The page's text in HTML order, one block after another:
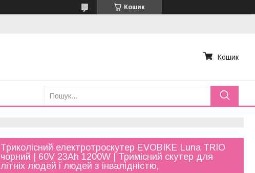
Кошик
Кошик
Триколісний електротроскутер EVOBIKE Luna TRIO
чорний | 60V 23Ah 1200W | Тримісний скутер для
літніх людей і людей з інвалідністю,